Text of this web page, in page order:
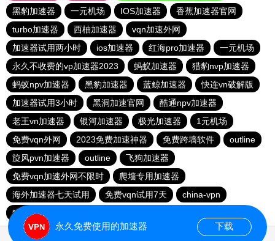
黑豹加速器
一元机场 IOS加速器
香蕉加速器官网
turbo加速器
西柚加速器
vqn加速外网
加速器试用两小时
ios加速器 红海pro加速器
一元机场
永久不收费的vp加速器2023
蚂蚁加速器
猎豹nvp加速器
蚂蚁npv加速器
黑豹加速器 蓝鲸加速器
快连vn破解版
加速器试用3小时
黑洞加速官网
酷通npv加速器
老王vn加速器
银河加速器 极光加速器
1元机场
免费vqn外网
2023免费加速神器 免费跨墙软件
outline
旋风pvn加速器
outline
飞狗加速器
免费vqn加速外网不限时
爬墙专用加速器
海外加速器七天试用
免费vqn试用7天
china-vpn
猎豹加速器官网
永久免费使用的加速器 下载